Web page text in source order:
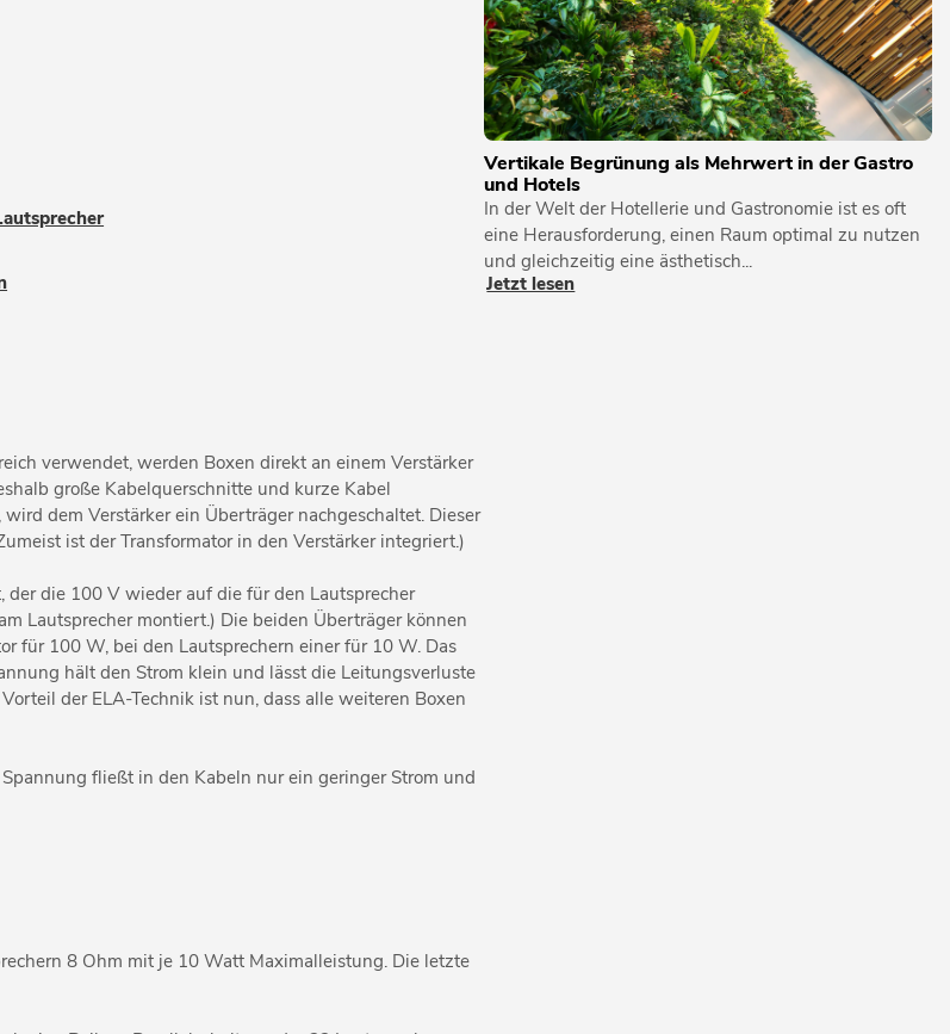
verwendet, werden Boxen direkt an einem Verstärker
große Kabelquerschnitte und kurze Kabel
dem Verstärker ein Überträger nachgeschaltet. Dieser
ist der Transformator in den Verstärker integriert.)
die 100 V wieder auf die für den Lautsprecher
Lautsprecher montiert.) Die beiden Überträger können
für 100 W, bei den Lautsprechern einer für 10 W. Das
hält den Strom klein und lässt die Leitungsverluste
der ELA-Technik ist nun, dass alle weiteren Boxen
fließt in den Kabeln nur ein geringer Strom und
8 Ohm mit je 10 Watt Maximalleistung. Die letzte
Vertikale Begrünung als Mehrwert in der Gastro
und Hotels
In der Welt der Hotellerie und Gastronomie ist es oft
eine Herausforderung, einen Raum optimal zu nutzen
und gleichzeitig eine ästhetisch...
Jetzt lesen